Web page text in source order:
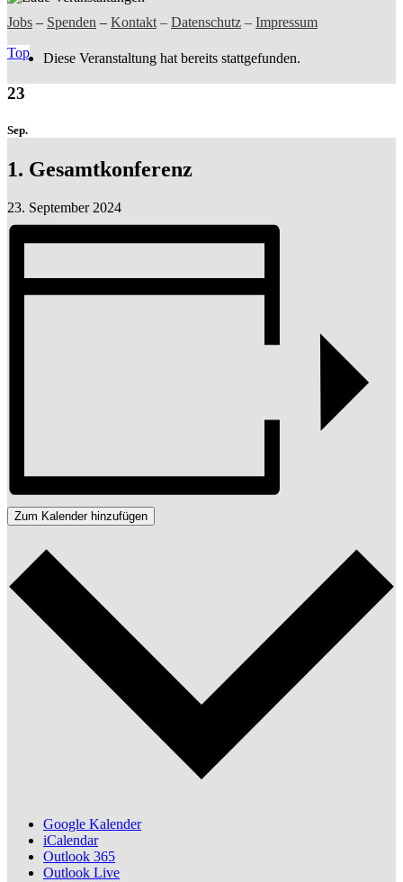
Jobs – Spenden – Kontakt – Datenschutz – Impressum
Top
Diese Veranstaltung hat bereits stattgefunden.
23
Sep.
1. Gesamtkonferenz
23. September 2024
Zum Kalender hinzufügen
Google Kalender
iCalendar
Outlook 365
Outlook Live